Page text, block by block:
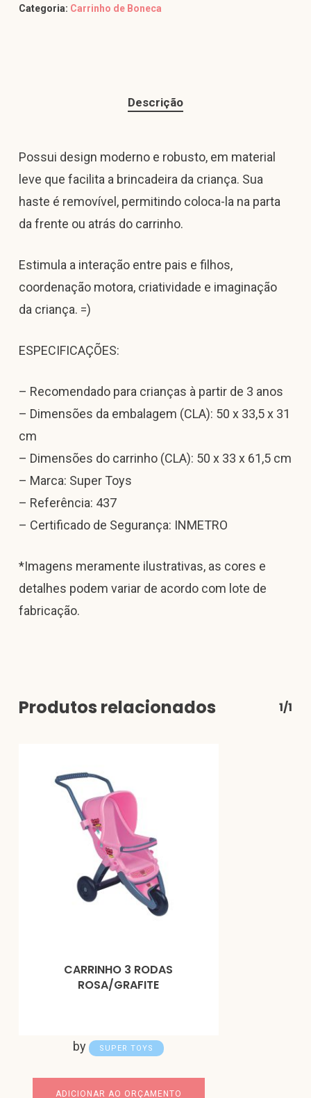
Categoria: Carrinho de Boneca
Descrição
Possui design moderno e robusto, em material
leve que facilita a brincadeira da criança. Sua
haste é removível, permitindo coloca-la na parta
da frente ou atrás do carrinho.
Estimula a interação entre pais e filhos,
coordenação motora, criatividade e imaginação
da criança. =)
ESPECIFICAÇÕES:
– Recomendado para crianças à partir de 3 anos
– Dimensões da embalagem (CLA): 50 x 33,5 x 31
cm
– Dimensões do carrinho (CLA): 50 x 33 x 61,5 cm
– Marca: Super Toys
– Referência: 437
– Certificado de Segurança: INMETRO
*Imagens meramente ilustrativas, as cores e
detalhes podem variar de acordo com lote de
fabricação.
Produtos relacionados 1/1
CARRINHO 3 RODAS
ROSA/GRAFITE
by SUPER TOYS
ADICIONAR AO ORÇAMENTO